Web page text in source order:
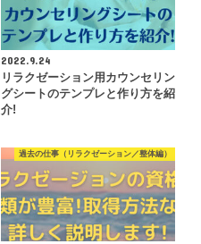
2022.9.24
リラクゼーション用カウンセリン
グシートのテンプレと作り方を紹
介!
過去の仕事（リラクゼーション／整体編）